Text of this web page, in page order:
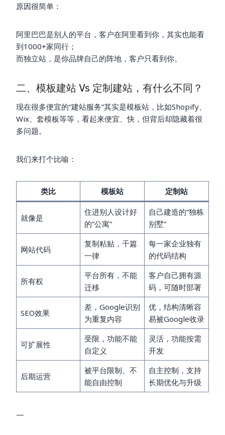
原因很简单：
阿里巴巴是别人的平台，客户在阿里看到你，其实也能看
到1000+家同行；
而独立站，是你品牌自己的阵地，客户只看到你。
二、模板建站 Vs 定制建站，有什么不同？
现在很多便宜的“建站服务”其实是模板站，比如Shopify、
Wix、套模板等等，看起来便宜、快，但背后却隐藏着很
多问题。
我们来打个比喻：
类比 模板站 定制站
就像是
住进别人设计好
的“公寓”
自己建造的“独栋
别墅”
网站代码
复制粘贴，千篇
一律
每一家企业独有
的代码结构
所有权
平台所有，不能
迁移
客户自己拥有源
码，可随时部署
SEO效果
差，Google识别
为重复内容
优，结构清晰容
易被Google收录
可扩展性
受限，功能不能
自定义
灵活，功能按需
开发
后期运营
被平台限制、不
能自由控制
自主控制，支持
长期优化与升级
—